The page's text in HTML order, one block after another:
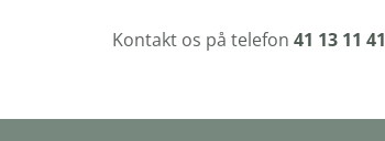
Kontakt os på telefon 41 13 11 41